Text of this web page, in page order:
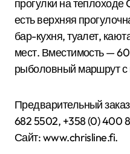
прогулки на
есть верхняя
бар-кухня, туалет,
мест. Вместимость —
рыболовный маршрут с
Предварительный
682 5502, +358 (0) 400
Сайт: www.chrisline.fi.